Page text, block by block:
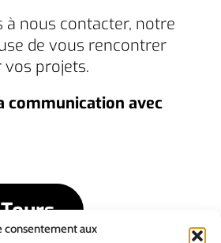
consentement aux
à nous contacter, notre
de vous rencontrer
projets.
communication avec